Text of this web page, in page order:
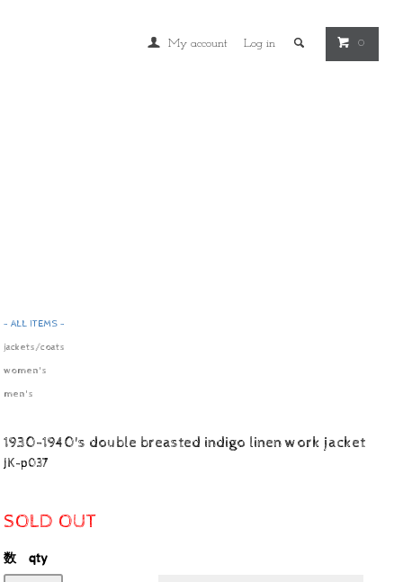
My account Log in 0
- ALL ITEMS -
jackets/coats
women's
men's
1930-1940's double breasted indigo linen work jacket
JK-p037
SOLD OUT
数 qty